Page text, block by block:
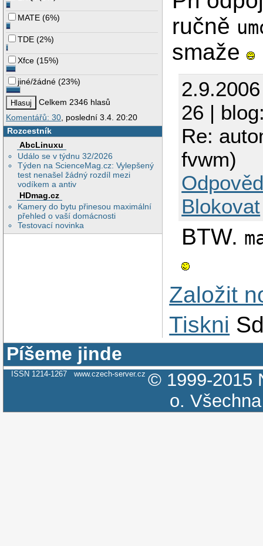
MATE (6%)
TDE (2%)
Xfce (15%)
jiné/žádné (23%)
Celkem 2346 hlasů
Komentářů: 30 , poslední 3.4. 20:20
Rozcestník
AbcLinuxu
Událo se v týdnu 32/2026
Týden na ScienceMag.cz: Vylepšený
test nenašel žádný rozdíl mezi
vodíkem a antiv
HDmag.cz
Kamery do bytu přinesou maximální
přehled o vaší domácnosti
Testovací novinka
ručně
smaže
26 |
Re:
fvwm)
Blokovat
BTW.
Založit
Tiskni
Píšeme jinde
ISSN 1214-1267 www.czech-server.cz © 1999-2015
o.